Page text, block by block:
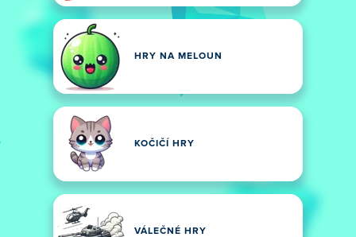
HRY NA MELOUN
KOČIČÍ HRY
VÁLEČNÉ HRY